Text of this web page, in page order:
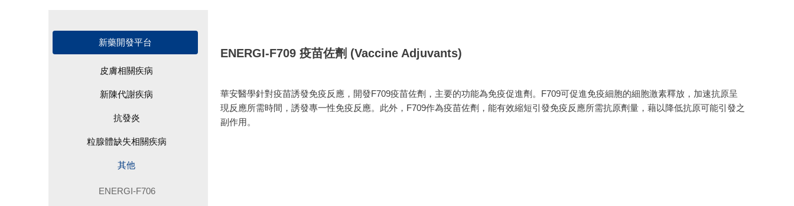
新藥開發平台
皮膚相關疾病
新陳代謝疾病
抗發炎
粒腺體缺失相關疾病
其他
ENERGI-F706
ENERGI-F709 疫苗佐劑 (Vaccine Adjuvants)
華安醫學針對疫苗誘發免疫反應，開發F709疫苗佐劑，主要的功能為免疫促進劑。F709可促進免疫細胞的細胞激素釋放，加速抗原呈
現反應所需時間，誘發專一性免疫反應。此外，F709作為疫苗佐劑，能有效縮短引發免疫反應所需抗原劑量，藉以降低抗原可能引發之
副作用。